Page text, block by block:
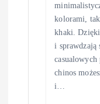
kolorami,
khaki.
i sprawdzają
chinos
i…